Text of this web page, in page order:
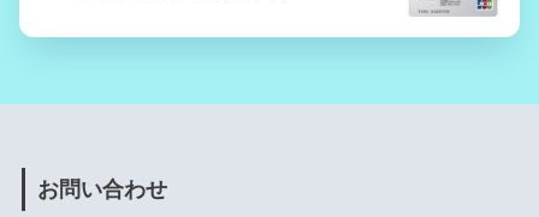
お問い合わせ